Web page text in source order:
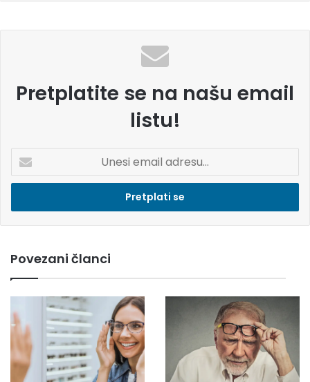
Pretplatite se na našu email
listu!
e
i
e
a
a
d
r
s
Povezani članci